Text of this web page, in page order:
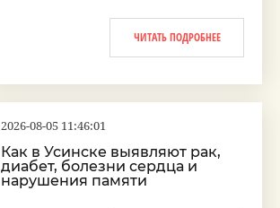
ЧИТАТЬ ПОДРОБНЕЕ
2026-08-05 11:46:01
Как в Усинске выявляют рак,
диабет, болезни сердца и
нарушения памяти